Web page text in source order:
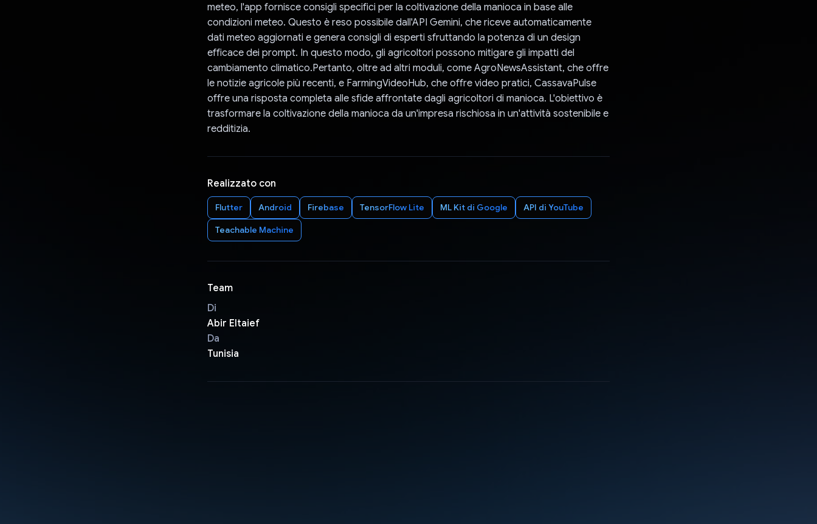
meteo, l'app fornisce consigli specifici per la coltivazione della manioca in base alle
condizioni meteo. Questo è reso possibile dall'API Gemini, che riceve automaticamente
dati meteo aggiornati e genera consigli di esperti sfruttando la potenza di un design
efficace dei prompt. In questo modo, gli agricoltori possono mitigare gli impatti del
cambiamento climatico.Pertanto, oltre ad altri moduli, come AgroNewsAssistant, che offre
le notizie agricole più recenti, e FarmingVideoHub, che offre video pratici, CassavaPulse
offre una risposta completa alle sfide affrontate dagli agricoltori di manioca. L'obiettivo è
trasformare la coltivazione della manioca da un'impresa rischiosa in un'attività sostenibile e
redditizia.
Realizzato con
Flutter Android Firebase TensorFlow Lite ML Kit di Google API di YouTube
Teachable Machine
Team
Di
Abir Eltaief
Da
Tunisia